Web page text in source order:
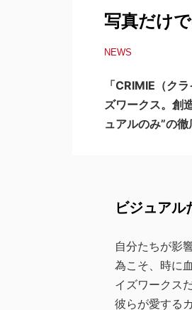
写真だけ
NEWS
「CRIMIE（ク
ズワークス。創
ュアルのみ”の
ビジュアル
自分たちが影
為こそ、時に
イズワークス
彼らが愛する